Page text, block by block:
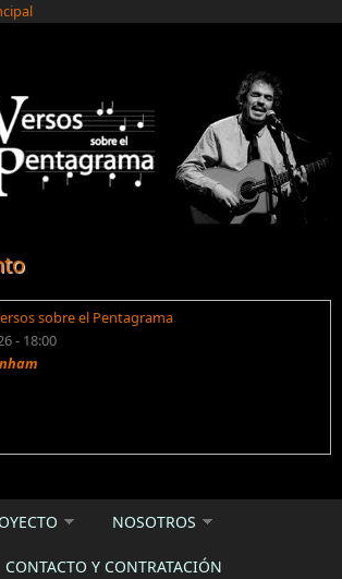
sobre el Pentagrama
- 18:00
NOSOTROS
CONTACTO Y CONTRATACIÓN